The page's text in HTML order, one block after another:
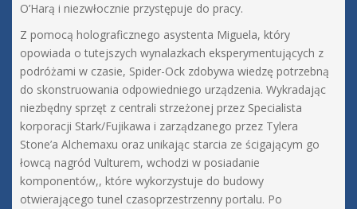
O’Harą i niezwłocznie przystępuje do pracy.
Z pomocą holograficznego asystenta Miguela, który
opowiada o tutejszych wynalazkach eksperymentujących z
podróżami w czasie, Spider-Ock zdobywa wiedzę potrzebną
do skonstruowania odpowiedniego urządzenia. Wykradając
niezbędny sprzęt z centrali strzeżonej przez Specialista
korporacji Stark/Fujikawa i zarządzanego przez Tylera
Stone’a Alchemaxu oraz unikając starcia ze ścigającym go
łowcą nagród Vulturem, wchodzi w posiadanie
komponentów,, które wykorzystuje do budowy
otwierającego tunel czasoprzestrzenny portalu. Po